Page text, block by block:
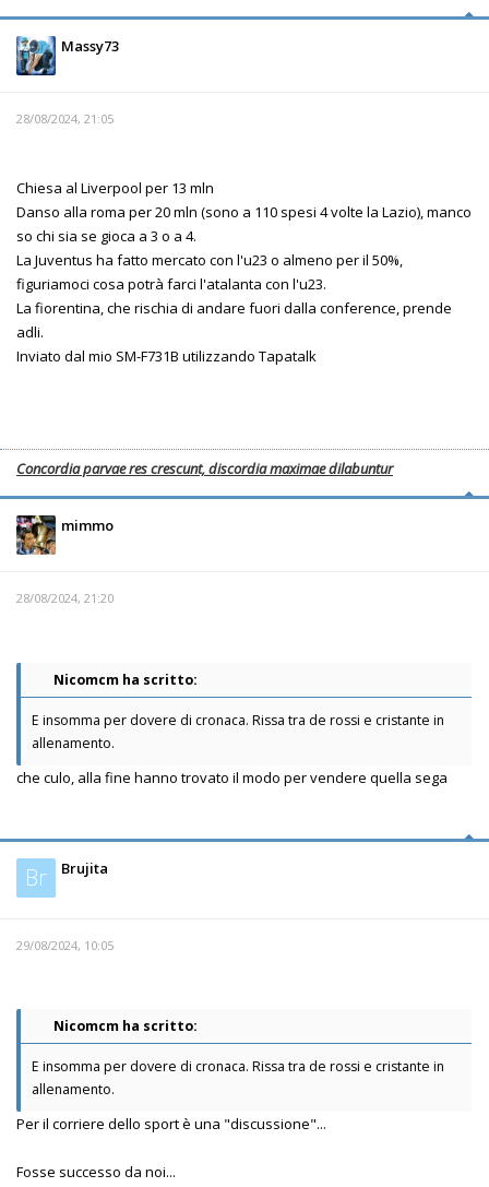
Massy73
28/08/2024, 21:05
Chiesa al Liverpool per 13 mln
Danso alla roma per 20 mln (sono a 110 spesi 4 volte la Lazio), manco
so chi sia se gioca a 3 o a 4.
La Juventus ha fatto mercato con l'u23 o almeno per il 50%,
figuriamoci cosa potrà farci l'atalanta con l'u23.
La fiorentina, che rischia di andare fuori dalla conference, prende
adli.
Inviato dal mio SM-F731B utilizzando Tapatalk
Concordia parvae res crescunt, discordia maximae dilabuntur
mimmo
28/08/2024, 21:20
Nicomcm ha scritto:
E insomma per dovere di cronaca. Rissa tra de rossi e cristante in
allenamento.
che culo, alla fine hanno trovato il modo per vendere quella sega
Br Brujita
29/08/2024, 10:05
Nicomcm ha scritto:
E insomma per dovere di cronaca. Rissa tra de rossi e cristante in
allenamento.
Per il corriere dello sport è una "discussione"...
Fosse successo da noi...